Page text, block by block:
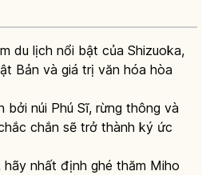
du lịch nổi bật của Shizuoka,
Bản và giá trị văn hóa hòa
núi Phú Sĩ, rừng thông và
chắn sẽ trở thành ký ức
nhất định ghé thăm Miho